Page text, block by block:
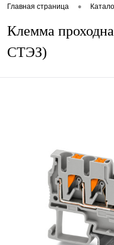
Главная страница •
Клемма
СТЭЗ)